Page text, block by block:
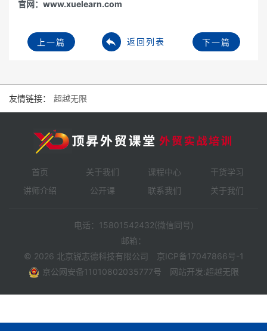
官网：www.xuelearn.com
上一篇 返回列表 下一篇
友情链接： 超越无限
首页 关于我们 课程中心
干货学习
讲师介绍
公开课 联系我们 关于我们
© 2026 北京锐志德科技有限公司
京ICP备17047866号-1
京公网安备11010802035777号
网站开发:超越无限
电话：15801542432(微信同号)
邮箱：